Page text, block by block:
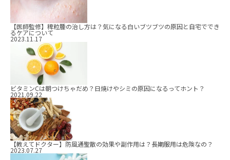
【医師監修】稗粒腫の治し方は？気になる白いブツブツの原因と自宅ででき
るケアについて
2023.11.17
ビタミンCは朝つけちゃだめ？日焼けやシミの原因になるってホント？
2021.09.22
【教えてドクター】防風通聖散の効果や副作用は？長期服用は危険なの？
2023.07.27